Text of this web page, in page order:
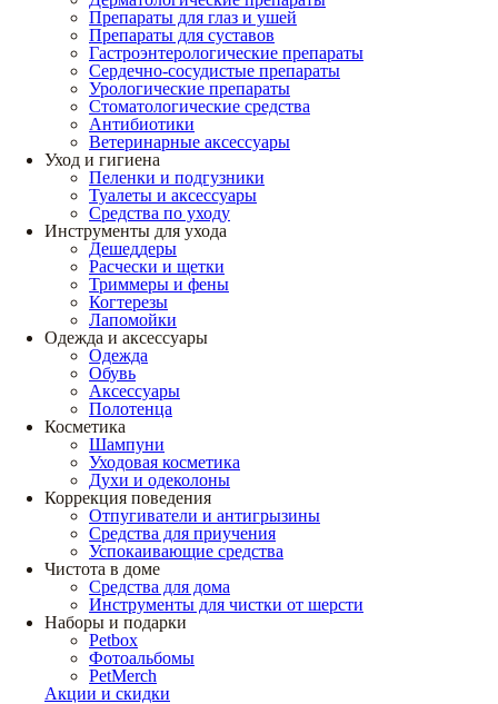
Препараты для глаз и ушей
Препараты для суставов
Гастроэнтерологические препараты
Сердечно-сосудистые препараты
Урологические препараты
Стоматологические средства
Антибиотики
Ветеринарные аксессуары
Уход и гигиена
Пеленки и подгузники
Туалеты и аксессуары
Средства по уходу
Инструменты для ухода
Дешеддеры
Расчески и щетки
Триммеры и фены
Когтерезы
Лапомойки
Одежда и аксессуары
Одежда
Обувь
Аксессуары
Полотенца
Косметика
Шампуни
Уходовая косметика
Духи и одеколоны
Коррекция поведения
Отпугиватели и антигрызины
Средства для приучения
Успокаивающие средства
Чистота в доме
Средства для дома
Инструменты для чистки от шерсти
Наборы и подарки
Petbox
Фотоальбомы
PetMerch
Акции и скидки